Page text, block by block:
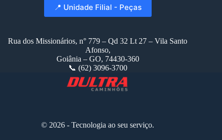
📍 Unidade Filial - Peças
Rua dos Missionários, n° 779 – Qd 32 Lt 27 – Vila Santo
Afonso,
Goiânia – GO, 74430-360
📞 (62) 3096-3700
© 2026 - Tecnologia ao seu serviço.